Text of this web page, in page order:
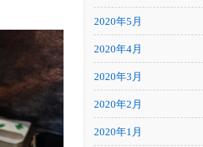
2020年5月
2020年4月
2020年3月
2020年2月
2020年1月